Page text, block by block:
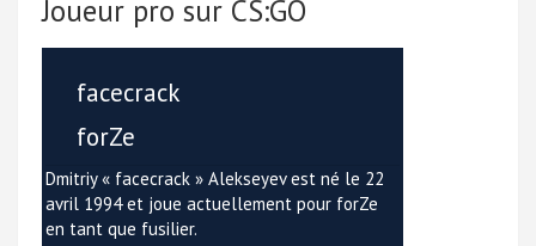
Joueur pro sur CS:GO
facecrack
forZe
Dmitriy « facecrack » Alekseyev est né le 22
avril 1994 et joue actuellement pour forZe
en tant que fusilier.